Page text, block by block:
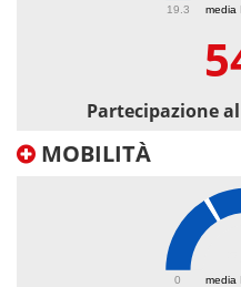
media
19.3
Partecipazione
MOBILITÀ
media
0